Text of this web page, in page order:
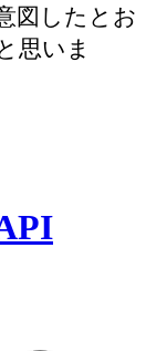
図したとお
思いま